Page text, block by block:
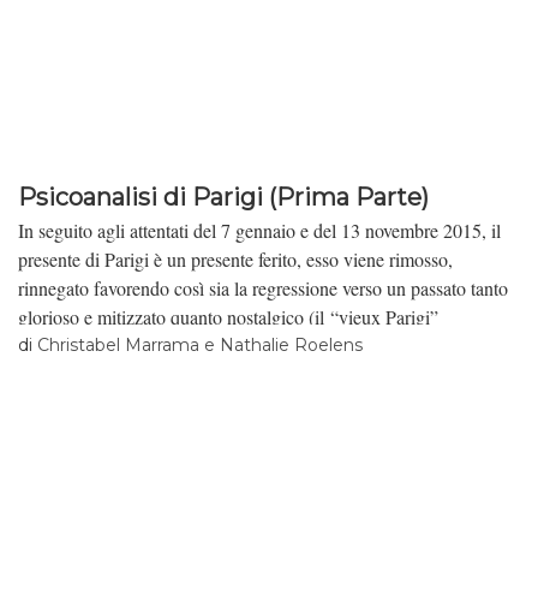
Psicoanalisi di Parigi (Prima Parte)
In seguito agli attentati del 7 gennaio e del 13 novembre 2015, il
presente di Parigi è un presente ferito, esso viene rimosso,
rinnegato favorendo così sia la regressione verso un passato tanto
glorioso e mitizzato quanto nostalgico (il “vieux Parigi”
conviviale fino alle “Nuits debout”), sia il tropismo prospettivo di
di Christabel Marrama e Nathalie Roelens